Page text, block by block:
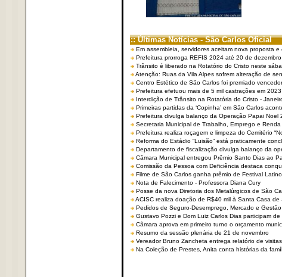
:: Últimas Notícias - São Carlos Oficial
Em assembleia, servidores aceitam nova proposta e
Prefeitura prorroga REFIS 2024 até 20 de dezembro
Trânsito é liberado na Rotatório do Cristo neste
Atenção: Ruas da Vila Alpes sofrem alteração de
Centro Estético de São Carlos foi premiado
Prefeitura efetuou mais de 5 mil castrações em 2023
Interdição de Trânsito na Rotatória do Cristo -
Primeiras partidas da ‘Copinha’ em São Carlos
Prefeitura divulga balanço da Operação Papai Noel
Secretaria Municipal de Trabalho, Emprego e
Prefeitura realiza roçagem e limpeza do Cemitério
Reforma do Estádio “Luisão” está praticamente
Departamento de fiscalização divulga balanço da
Câmara Municipal entregou Prêmio Santo Dias ao
Comissão da Pessoa com Deficiência destaca
Filme de São Carlos ganha prêmio de Festival
Nota de Falecimento - Professora Diana Cury
Posse da nova Diretoria dos Metalúrgicos de São
ACISC realiza doação de R$40 mil à Santa Casa de
Pedidos de Seguro-Desemprego, Mercado e Gestão
Gustavo Pozzi e Dom Luiz Carlos Dias participam
Câmara aprova em primeiro turno o orçamento
Resumo da sessão plenária de 21 de novembro
Vereador Bruno Zancheta entrega relatório de
Na Coleção de Prestes, Anita conta histórias da